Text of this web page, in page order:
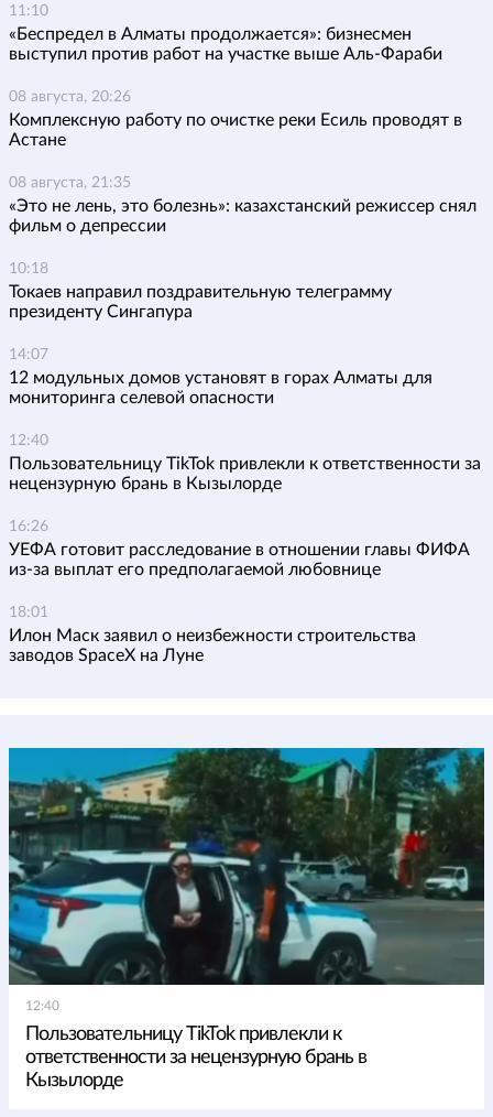
11:10
«Беспредел в Алматы продолжается»: бизнесмен
выступил против работ на участке выше Аль-Фараби
08 августа, 20:26
Комплексную работу по очистке реки Есиль проводят в
Астане
08 августа, 21:35
«Это не лень, это болезнь»: казахстанский режиссер снял
фильм о депрессии
10:18
Токаев направил поздравительную телеграмму
президенту Сингапура
14:07
12 модульных домов установят в горах Алматы для
мониторинга селевой опасности
12:40
Пользовательницу TikTok привлекли к ответственности за
нецензурную брань в Кызылорде
16:26
УЕФА готовит расследование в отношении главы ФИФА
из-за выплат его предполагаемой любовнице
18:01
Илон Маск заявил о неизбежности строительства
заводов SpaceX на Луне
12:40
Пользовательницу TikTok привлекли к
ответственности за нецензурную брань в
Кызылорде